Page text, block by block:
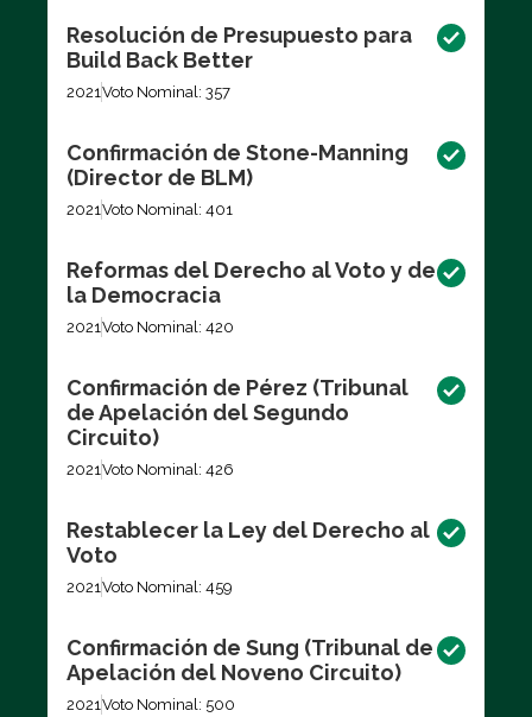
Resolución de Presupuesto para
Build Back Better
2021Voto Nominal: 357
Confirmación de Stone-Manning
(Director de BLM)
2021Voto Nominal: 401
Reformas del Derecho al Voto y de
la Democracia
2021Voto Nominal: 420
Confirmación de Pérez (Tribunal
de Apelación del Segundo
Circuito)
2021Voto Nominal: 426
Restablecer la Ley del Derecho al
Voto
2021Voto Nominal: 459
Confirmación de Sung (Tribunal de
Apelación del Noveno Circuito)
2021Voto Nominal: 500